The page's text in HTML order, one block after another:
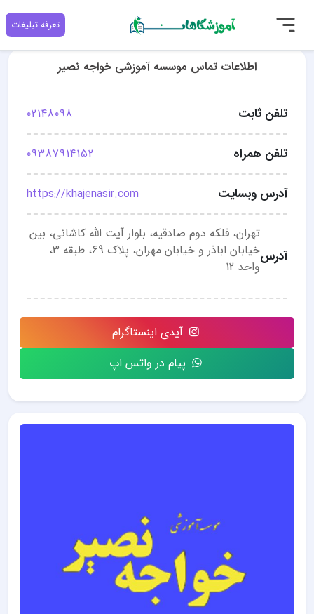
تعرفه تبلیغات
اطلاعات تماس موسسه آموزشی خواجه نصیر
تلفن ثابت 02148098
تلفن همراه 09387914152
آدرس وبسایت https://khajenasir.com
آدرس
تهران، فلکه دوم صادقیه، بلوار آیت الله کاشانی، بین
خیابان اباذر و خیابان مهران، پلاک 69، طبقه 3،
واحد 12
آیدی اینستاگرام
پیام در واتس اپ